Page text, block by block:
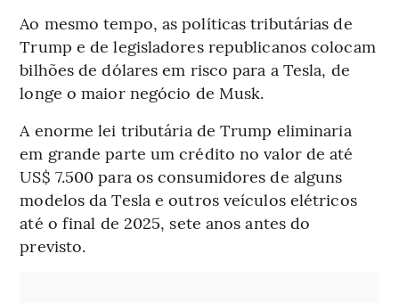
Ao mesmo tempo, as políticas tributárias de
Trump e de legisladores republicanos colocam
bilhões de dólares em risco para a Tesla, de
longe o maior negócio de Musk.
A enorme lei tributária de Trump eliminaria
em grande parte um crédito no valor de até
US$ 7.500 para os consumidores de alguns
modelos da Tesla e outros veículos elétricos
até o final de 2025, sete anos antes do
previsto.